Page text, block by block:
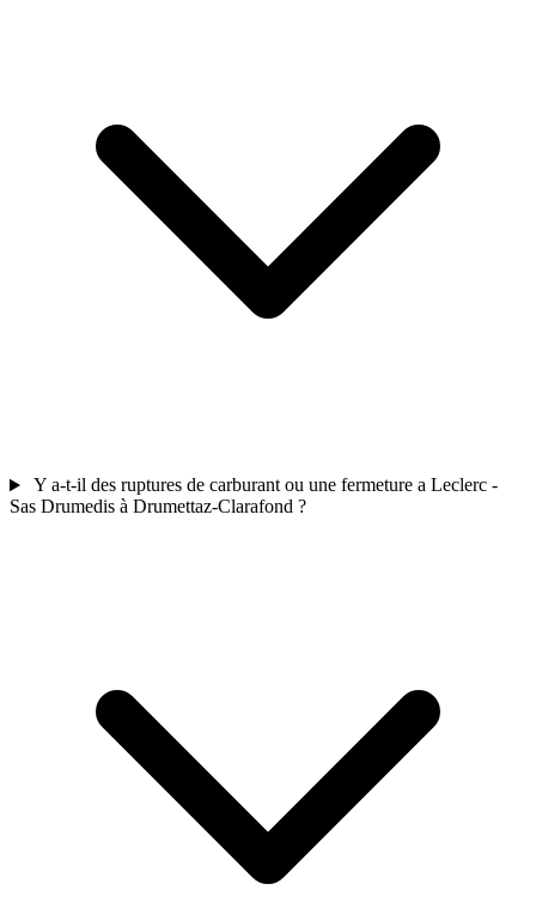
Y a-t-il des ruptures de carburant ou une fermeture a Leclerc -
Sas Drumedis à Drumettaz-Clarafond ?